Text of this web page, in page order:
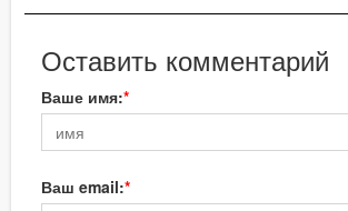
Оставить комментарий
Ваше имя:
Ваш email: